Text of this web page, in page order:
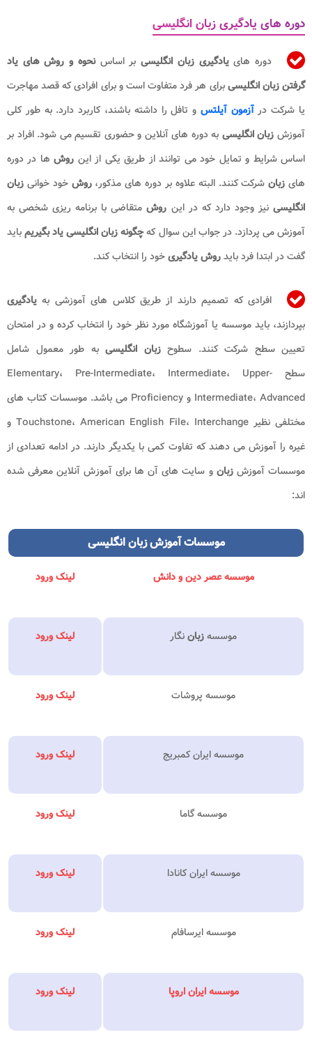
دوره های یادگیری زبان انگلیسی
دوره هاییادگیری زبان انگلیسیبر اساسنحوه و روش های یاد
گرفتن زبان انگلیسیبرای هر فرد متفاوت است و برای افرادی که قصد مهاجرت
یا شرکت درآزمون آیلتس و تافل را داشته باشند، کاربرد دارد. به طور کلی
آموزشزبان انگلیسی به دوره های آنلاین و حضوری تقسیم می شود. افراد بر
اساس شرایط و تمایل خود می توانند از طریق یکی از این روش ها در دوره
های زبان شرکت کنند. البته علاوه بر دوره های مذکور،روشخود خوانی زبان
انگلیسینیز وجود دارد که در این روش متقاضی با برنامه ریزی شخصی به
آموزش می پردازد. در جواب این سوال کهچگونه زبان انگلیسی یاد بگیریمباید
گفت در ابتدا فرد بایدروش یادگیریخود را انتخاب کند.
افرادی که تصمیم دارند از طریق کلاس های آموزشی به یادگیری
بپردازند، باید موسسه یا آموزشگاه مورد نظر خود را انتخاب کرده و در امتحان
تعیین سطح شرکت کنند. سطوحزبان انگلیسی به طور معمول شامل
سطح Elementary، Pre-Intermediate، Intermediate، Upper-
Intermediate، Advanced و Proficiency می باشد. موسسات کتاب های
مختلفی نظیر Touchstone، American English File، Interchange و
غیره را آموزش می دهند که تفاوت کمی با یکدیگر دارند. در ادامه تعدادی از
موسسات آموزشزبانو سایت های آن ها برای آموزش آنلاین معرفی شده
اند:
موسسات آموزشزبان انگلیسی
موسسه عصر دین و دانش لینک ورود
موسسهزباننگار لینک ورود
موسسه پروشات لینک ورود
موسسه ایران کمبریج لینک ورود
موسسه گاما لینک ورود
موسسه ایران کانادا لینک ورود
موسسه ایرسافام لینک ورود
موسسه ایران اروپا لینک ورود